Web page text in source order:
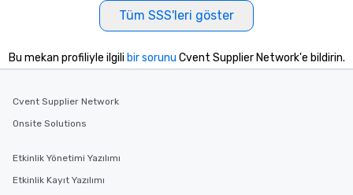
Tüm SSS'leri göster
Bu mekan profiliyle ilgili bir sorunu Cvent Supplier Network'e bildirin.
Cvent Supplier Network
Onsite Solutions
Etkinlik Yönetimi Yazılımı
Etkinlik Kayıt Yazılımı